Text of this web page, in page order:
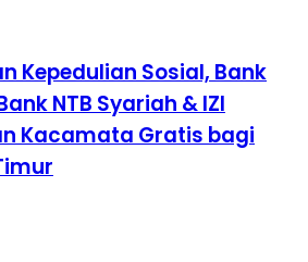
Kepedulian Sosial, Bank
NTB Syariah & IZI
Kacamata Gratis bagi